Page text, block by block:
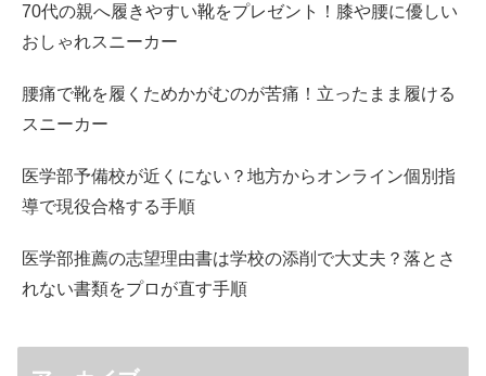
70代の親へ履きやすい靴をプレゼント！膝や腰に優しい
おしゃれスニーカー
腰痛で靴を履くためかがむのが苦痛！立ったまま履ける
スニーカー
医学部予備校が近くにない？地方からオンライン個別指
導で現役合格する手順
医学部推薦の志望理由書は学校の添削で大丈夫？落とさ
れない書類をプロが直す手順